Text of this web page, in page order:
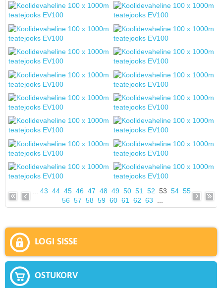
43 44 45 46 47 48 49 50 51 52 53 54 55
56 57 58 59 60 61 62 63
LOGI SISSE
OSTUKORV